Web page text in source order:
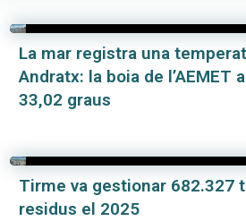
La mar registra una
Andratx: la boia de l’AEMET
33,02 graus
Tirme va gestionar 682.327
residus el 2025